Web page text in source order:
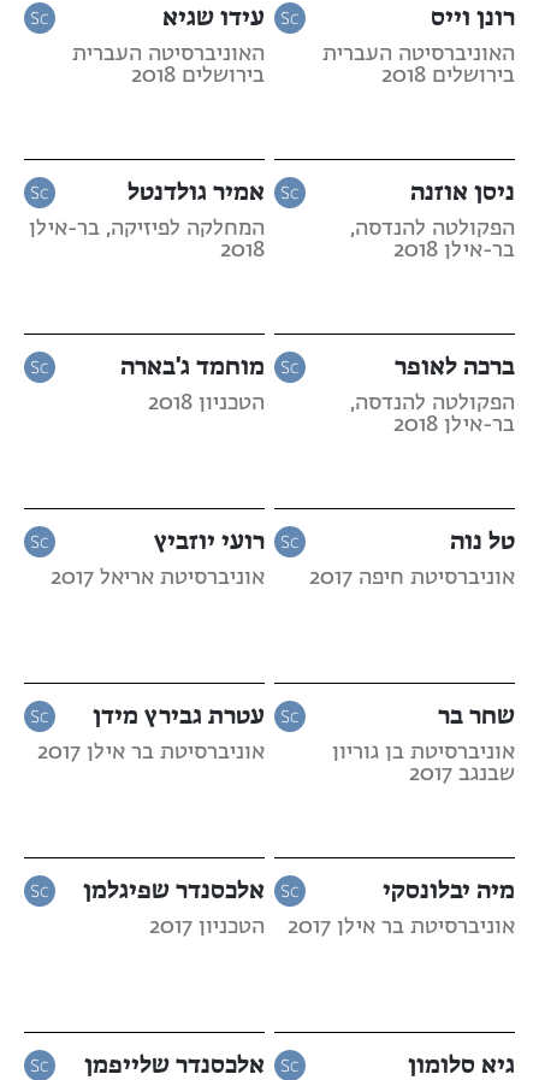
רונן וייס
האוניברסיטה העברית
בירושלים 2018
עידו שגיא
האוניברסיטה העברית
בירושלים 2018
ניסן אוזנה
הפקולטה להנדסה,
בר-אילן 2018
אמיר גולדנטל
המחלקה לפיזיקה, בר-אילן
2018
ברכה לאופר
הפקולטה להנדסה,
בר-אילן 2018
מוחמד ג'בארה
הטכניון 2018
טל נוה
אוניברסיטת חיפה 2017
רועי יוזביץ
אוניברסיטת אריאל 2017
שחר בר
אוניברסיטת בן גוריון
שבנגב 2017
עטרת גבירץ מידן
אוניברסיטת בר אילן 2017
מיה יבלונסקי
אוניברסיטת בר אילן 2017
אלכסנדר שפיגלמן
הטכניון 2017
גיא סלומון אלכסנדר שלייפמן